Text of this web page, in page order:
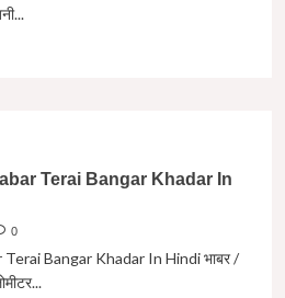
Terai Bangar Khadar In
0
Terai Bangar Khadar In Hindi भाबर /